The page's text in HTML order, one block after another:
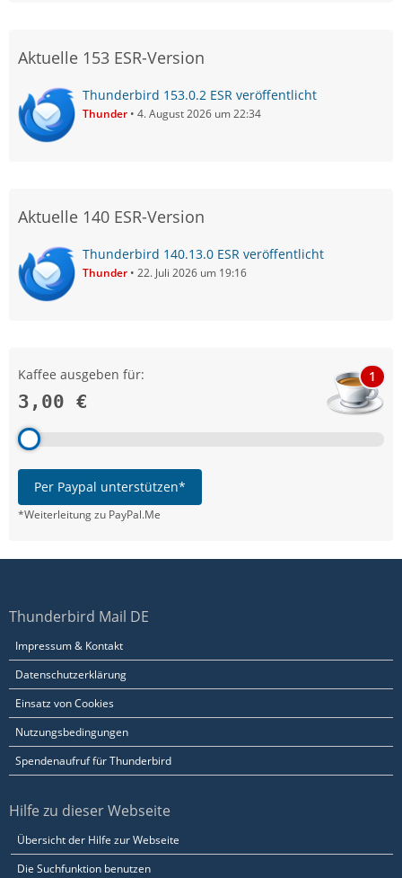
Aktuelle 153 ESR-Version
Thunderbird 153.0.2 ESR veröffentlicht
Thunder 4. August 2026 um 22:34
Aktuelle 140 ESR-Version
Thunderbird 140.13.0 ESR veröffentlicht
Thunder 22. Juli 2026 um 19:16
Kaffee ausgeben für:
3,00 €
1
Per Paypal unterstützen*
*Weiterleitung zu PayPal.Me
Thunderbird Mail DE
Impressum & Kontakt
Datenschutzerklärung
Einsatz von Cookies
Nutzungsbedingungen
Spendenaufruf für Thunderbird
Hilfe zu dieser Webseite
Übersicht der Hilfe zur Webseite
Die Suchfunktion benutzen